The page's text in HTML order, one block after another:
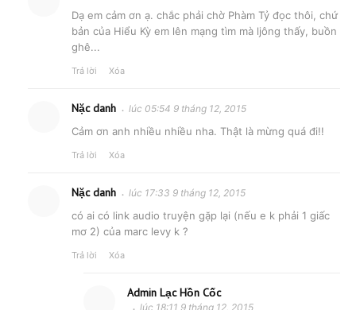
Dạ em cảm ơn ạ. chắc phải chờ Phàm Tỷ đọc thôi, chứ
bản của Hiểu Kỳ em lên mạng tìm mà ljông thấy, buồn
ghê...
Trả lời Xóa
Nặc danh lúc 05:54 9 tháng 12, 2015
Cảm ơn anh nhiều nhiều nha. Thật là mừng quá đi!!
Trả lời Xóa
Nặc danh lúc 17:33 9 tháng 12, 2015
có ai có link audio truyện gặp lại (nếu e k phải 1 giấc
mơ 2) của marc levy k ?
Trả lời Xóa
Admin Lạc Hồn Cốc
lúc 18:11 9 tháng 12, 2015